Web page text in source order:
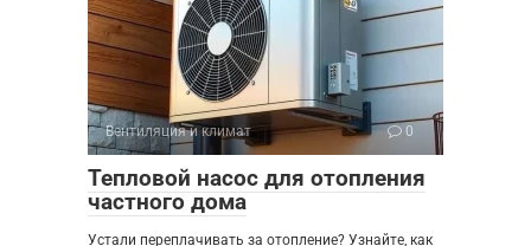
Вентиляция и климат 0
Тепловой насос для отопления
частного дома
Устали переплачивать за отопление? Узнайте, как